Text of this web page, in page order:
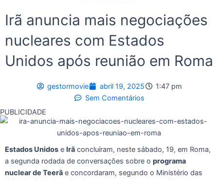
Irã anuncia mais negociações
nucleares com Estados
Unidos após reunião em Roma
gestormovie abril 19, 2025
1:47 pm
Sem Comentários
PUBLICIDADE
Estados Unidos e Irã concluíram, neste sábado, 19, em Roma,
a segunda rodada de conversações sobre o programa
nuclear de Teerã e concordaram, segundo o Ministério das